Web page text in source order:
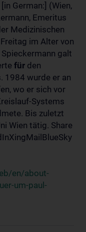
German:] (Wien,
Emeritus
Medizinischen
im Alter von
galt
für den
1984 wurde er an
wo er sich vor
Systems
Bis zuletzt
Wien tätig. Share
en/about-
um-paul-